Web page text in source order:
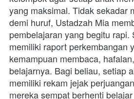
yang maksimal. Tidak sekadar
demi huruf, Ustadzah Mia
pembelajaran yang begitu rapi.
memiliki raport perkembangan
kemampuan membaca,
belajarnya. Bagi beliau, setiap
memiliki rekam jejak
mereka sempat berhenti